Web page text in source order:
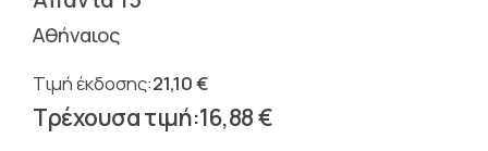
Αθήναιος
21,10€
Original
price 16,88€